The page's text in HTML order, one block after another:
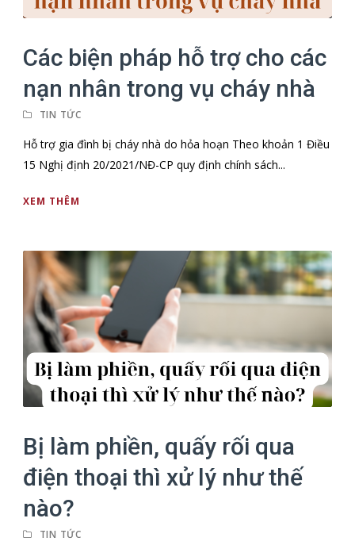
Các biện pháp hỗ trợ cho các
nạn nhân trong vụ cháy nhà
TIN TỨC
Hỗ trợ gia đình bị cháy nhà do hỏa hoạn Theo khoản 1 Điều
15 Nghị định 20/2021/NĐ-CP quy định chính sách...
XEM THÊM
Bị làm phiền, quấy rối qua
điện thoại thì xử lý như thế
nào?
TIN TỨC